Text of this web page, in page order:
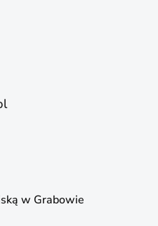
w Grabowie